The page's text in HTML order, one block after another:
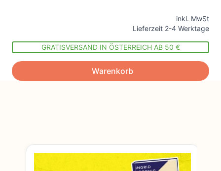
inkl. MwSt
Lieferzeit 2-4 Werktage
GRATISVERSAND IN ÖSTERREICH AB 50 €
Warenkorb